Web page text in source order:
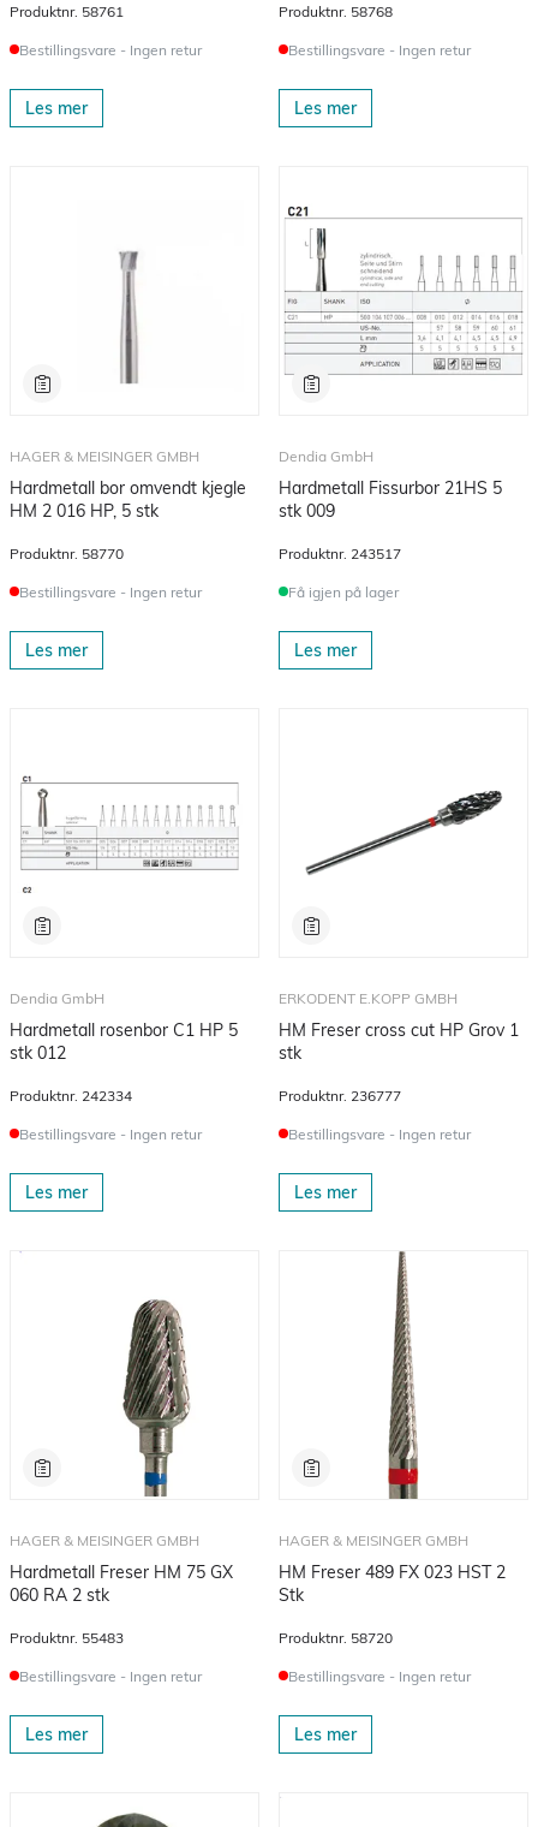
Produktnr. 58761
Bestillingsvare - Ingen retur
Les mer
Produktnr. 58768
Bestillingsvare - Ingen retur
Les mer
HAGER & MEISINGER GMBH
Hardmetall bor omvendt kjegle
HM 2 016 HP, 5 stk
Produktnr. 58770
Bestillingsvare - Ingen retur
Les mer
Dendia GmbH
Hardmetall Fissurbor 21HS 5
stk 009
Produktnr. 243517
Få igjen på lager
Les mer
Dendia GmbH
Hardmetall rosenbor C1 HP 5
stk 012
Produktnr. 242334
Bestillingsvare - Ingen retur
Les mer
ERKODENT E.KOPP GMBH
HM Freser cross cut HP Grov 1
stk
Produktnr. 236777
Bestillingsvare - Ingen retur
Les mer
HAGER & MEISINGER GMBH
Hardmetall Freser HM 75 GX
060 RA 2 stk
Produktnr. 55483
Bestillingsvare - Ingen retur
Les mer
HAGER & MEISINGER GMBH
HM Freser 489 FX 023 HST 2
Stk
Produktnr. 58720
Bestillingsvare - Ingen retur
Les mer